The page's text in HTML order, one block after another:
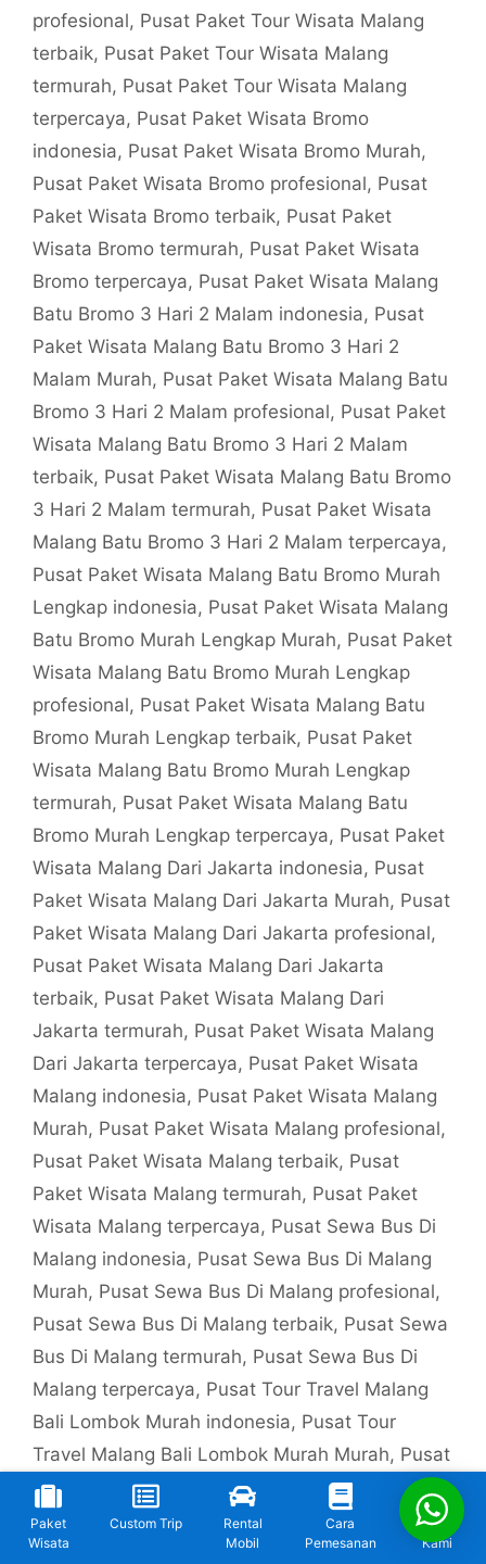
profesional, Pusat Paket Tour Wisata Malang
terbaik, Pusat Paket Tour Wisata Malang
termurah, Pusat Paket Tour Wisata Malang
terpercaya, Pusat Paket Wisata Bromo
indonesia, Pusat Paket Wisata Bromo Murah,
Pusat Paket Wisata Bromo profesional, Pusat
Paket Wisata Bromo terbaik, Pusat Paket
Wisata Bromo termurah, Pusat Paket Wisata
Bromo terpercaya, Pusat Paket Wisata Malang
Batu Bromo 3 Hari 2 Malam indonesia, Pusat
Paket Wisata Malang Batu Bromo 3 Hari 2
Malam Murah, Pusat Paket Wisata Malang Batu
Bromo 3 Hari 2 Malam profesional, Pusat Paket
Wisata Malang Batu Bromo 3 Hari 2 Malam
terbaik, Pusat Paket Wisata Malang Batu Bromo
3 Hari 2 Malam termurah, Pusat Paket Wisata
Malang Batu Bromo 3 Hari 2 Malam terpercaya,
Pusat Paket Wisata Malang Batu Bromo Murah
Lengkap indonesia, Pusat Paket Wisata Malang
Batu Bromo Murah Lengkap Murah, Pusat Paket
Wisata Malang Batu Bromo Murah Lengkap
profesional, Pusat Paket Wisata Malang Batu
Bromo Murah Lengkap terbaik, Pusat Paket
Wisata Malang Batu Bromo Murah Lengkap
termurah, Pusat Paket Wisata Malang Batu
Bromo Murah Lengkap terpercaya, Pusat Paket
Wisata Malang Dari Jakarta indonesia, Pusat
Paket Wisata Malang Dari Jakarta Murah, Pusat
Paket Wisata Malang Dari Jakarta profesional,
Pusat Paket Wisata Malang Dari Jakarta
terbaik, Pusat Paket Wisata Malang Dari
Jakarta termurah, Pusat Paket Wisata Malang
Dari Jakarta terpercaya, Pusat Paket Wisata
Malang indonesia, Pusat Paket Wisata Malang
Murah, Pusat Paket Wisata Malang profesional,
Pusat Paket Wisata Malang terbaik, Pusat
Paket Wisata Malang termurah, Pusat Paket
Wisata Malang terpercaya, Pusat Sewa Bus Di
Malang indonesia, Pusat Sewa Bus Di Malang
Murah, Pusat Sewa Bus Di Malang profesional,
Pusat Sewa Bus Di Malang terbaik, Pusat Sewa
Bus Di Malang termurah, Pusat Sewa Bus Di
Malang terpercaya, Pusat Tour Travel Malang
Bali Lombok Murah indonesia, Pusat Tour
Travel Malang Bali Lombok Murah Murah, Pusat
Tour Travel Malang Bali Lombok Murah
profesional,Pusat Tour Travel Malang Bali
Lombok Murah terbaik,Pusat Tour Travel
Paket
Wisata
Custom Trip
Rental
Mobil
Cara
Pemesanan
Kontak
Kami